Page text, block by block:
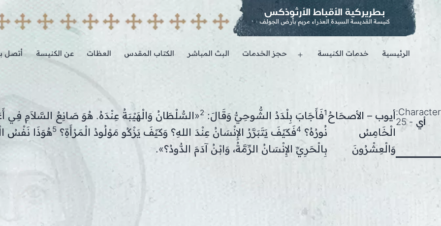
بطريركية الأقباط الأرثوذكس
كنيسة القديسة السيدة العذراء مريم بأرض الجولف
الرئيسية خدمات الكنيسة
Open
حجز الخدمات البث المباشر الكتاب المقدس العظات عن الكنيسة أتصل
Character:
أي - 25
أيوب – الأصحَاحُ
الْخَامِسُ
وَالْعِشْرُونَ
1فَأَجَابَ بِلْدَدُ الشُّوحِيُّ وَقَالَ: 2«السُّلْطَانُ وَالْهَيْبَةُ عِنْدَهُ. هُوَ صَانِعُ السَّلاَمِ فِي
نُورُهُ؟ 4فَكَيْفَ يَتَبَرَّرُ الإِنْسَانُ عِنْدَ اللهِ؟ وَكَيْفَ يَزْكُو مَوْلُودُ الْمَرْأَةِ؟ 5هُوَذَا نَفْسُ
بِالْحَرِيِّ الإِنْسَانُ الرِّمَّةُ، وَابْنُ آدَمَ الدُّودُ؟».